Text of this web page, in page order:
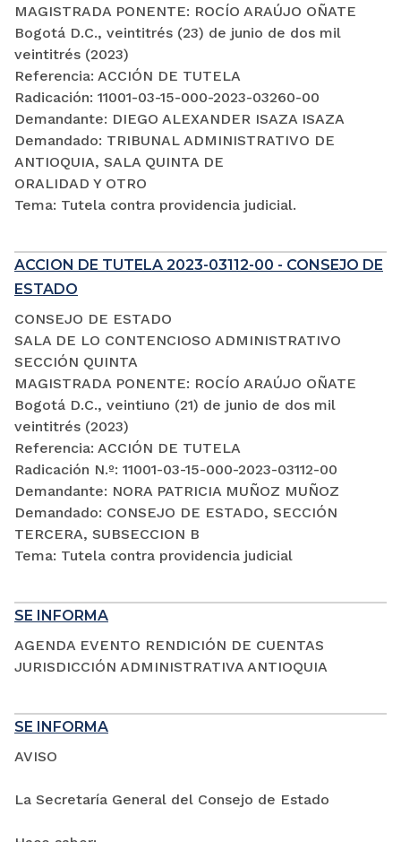
MAGISTRADA PONENTE: ROCÍO ARAÚJO OÑATE
Bogotá D.C., veintitrés (23) de junio de dos mil
veintitrés (2023)
Referencia: ACCIÓN DE TUTELA
Radicación: 11001-03-15-000-2023-03260-00
Demandante: DIEGO ALEXANDER ISAZA ISAZA
Demandado: TRIBUNAL ADMINISTRATIVO DE
ANTIOQUIA, SALA QUINTA DE
ORALIDAD Y OTRO
Tema: Tutela contra providencia judicial.
ACCION DE TUTELA 2023-03112-00 - CONSEJO DE
ESTADO
CONSEJO DE ESTADO
SALA DE LO CONTENCIOSO ADMINISTRATIVO
SECCIÓN QUINTA
MAGISTRADA PONENTE: ROCÍO ARAÚJO OÑATE
Bogotá D.C., veintiuno (21) de junio de dos mil
veintitrés (2023)
Referencia: ACCIÓN DE TUTELA
Radicación N.º: 11001-03-15-000-2023-03112-00
Demandante: NORA PATRICIA MUÑOZ MUÑOZ
Demandado: CONSEJO DE ESTADO, SECCIÓN
TERCERA, SUBSECCION B
Tema: Tutela contra providencia judicial
SE INFORMA
AGENDA EVENTO RENDICIÓN DE CUENTAS
JURISDICCIÓN ADMINISTRATIVA ANTIOQUIA
SE INFORMA
AVISO
La Secretaría General del Consejo de Estado